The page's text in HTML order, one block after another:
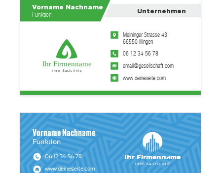
www.deineseite.com
06 12 34 56 78
email@gesellschaft.com
Meininger Strasse 43
66550 Illingen
Unternehmen
Vorname Nachname
Funktion
Ihr Firmenname
Ihre Basislinie
06 12 34 56 78
www.deineseite.com
Funktion
Vorname Nachname
Ihr Firmenname
Ihre Basislinie